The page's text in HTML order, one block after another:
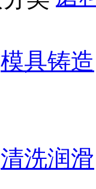
模具铸造
清洗润滑